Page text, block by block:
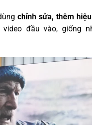
chỉnh sửa, thêm
đầu vào, giống